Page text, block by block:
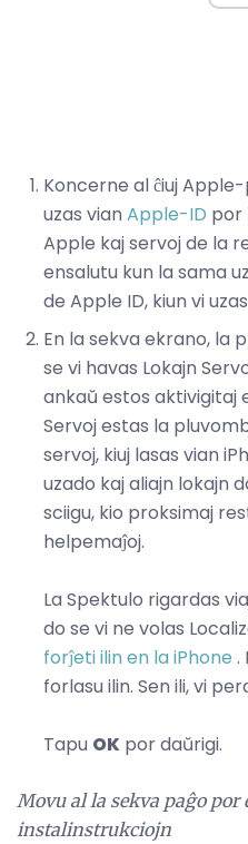
Koncerne al ĉiuj
uzas vian Apple-ID por
Apple kaj servoj de la
ensalutu kun la sama
de Apple ID, kiun vi
En la sekva ekrano, la
se vi havas Lokajn
ankaŭ estos aktivigitaj
Servoj estas la
servoj, kiuj lasas vian
uzado kaj aliajn lokajn
sciigu, kio proksimaj
helpemaĵoj.
La Spektulo rigardas
do se vi ne volas
forĵeti ilin en la iPhone .
forlasu ilin. Sen ili, vi
Tapu OK por daŭrigi.
Movu al la sekva paĝo por
instalinstrukciojn